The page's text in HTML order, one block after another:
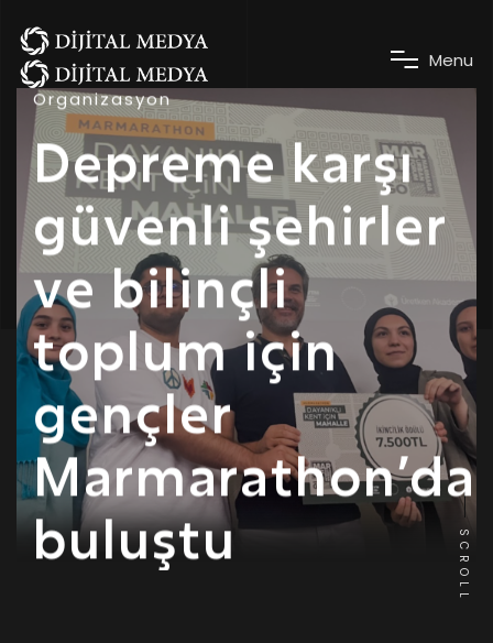
Menu
Organizasyon
Depreme karşı
güvenli şehirler
ve bilinçli
toplum için
gençler
Marmarathon’da
buluştu
SCROLL